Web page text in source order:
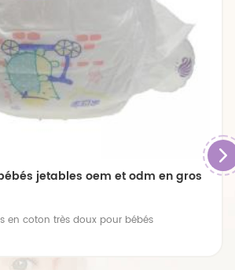
jetables oem et odm en gros
en coton très doux pour bébés